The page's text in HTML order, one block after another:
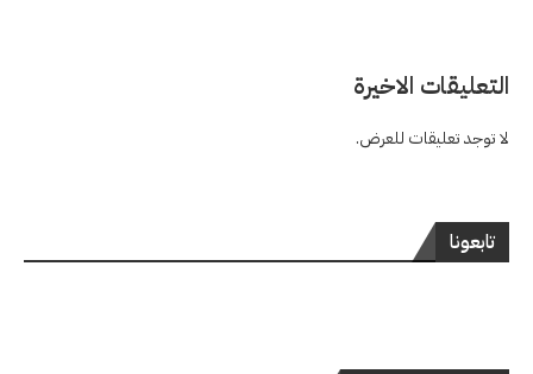
التعليقات الاخيرة
لا توجد تعليقات للعرض.
تابعونا